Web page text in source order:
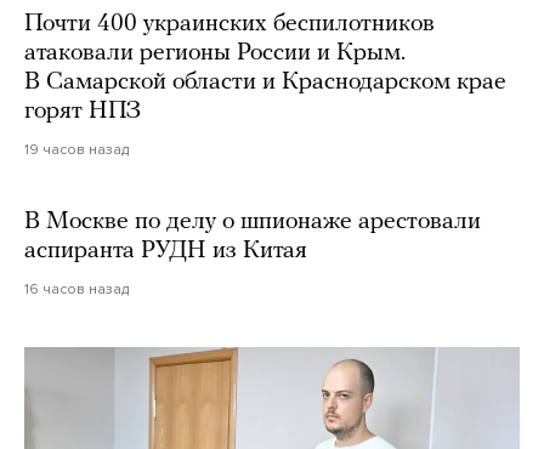
Почти 400 украинских беспилотников
атаковали регионы России и Крым.
В Самарской области и Краснодарском крае
горят НПЗ
19 часов назад
В Москве по делу о шпионаже арестовали
аспиранта РУДН из Китая
16 часов назад